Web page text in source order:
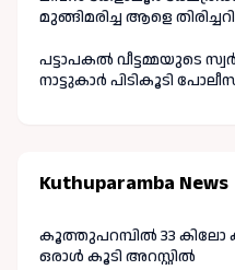
മുങ്ങിമരിച്ച ആളെ
പട്ടാപകൽ വീട്ടമ്മയുടെ
നാട്ടുകാർ പിടികൂടി
Kuthuparamba News
കൂത്തുപറമ്പിൽ 33 കിലോ
ഒരാൾ കൂടി അറസ്റ്റിൽ